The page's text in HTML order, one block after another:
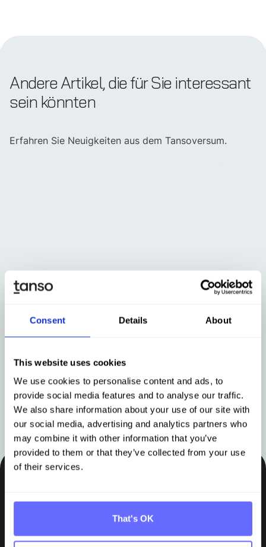
Consent Details About
This website uses cookies
We use cookies to personalise content and ads, to
provide social media features and to analyse our traffic.
We also share information about your use of our site with
our social media, advertising and analytics partners who
may combine it with other information that you’ve
provided to them or that they’ve collected from your use
of their services.
That's OK
Andere Artikel, die für Sie interessant
sein könnten
Erfahren Sie Neuigkeiten aus dem Tansoversum.
PPWR ab 12. August: Antworten
auf die wichtigsten Praxisfragen
kurz vor dem Stichtag
Mehr erfahren Mehr
Abonnieren